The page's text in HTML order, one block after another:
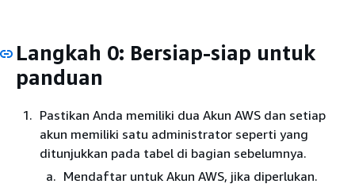
Langkah 0: Bersiap-siap untuk
panduan
Pastikan Anda memiliki dua Akun AWS dan setiap
akun memiliki satu administrator seperti yang
ditunjukkan pada tabel di bagian sebelumnya.
Mendaftar untuk Akun AWS, jika diperlukan.